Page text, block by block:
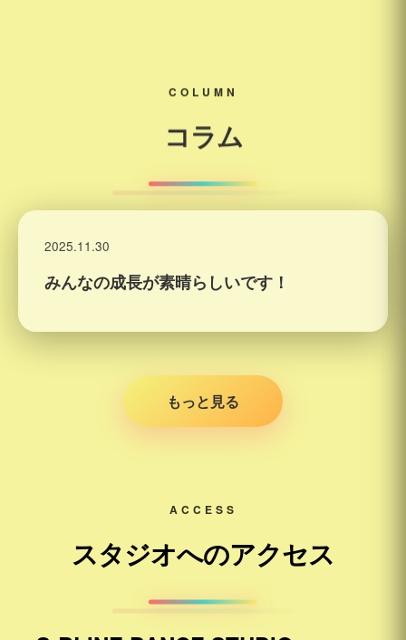
COLUMN
コラム
2025.11.30
みんなの成長が素晴らしいです！
もっと見る
ACCESS
スタジオへのアクセス